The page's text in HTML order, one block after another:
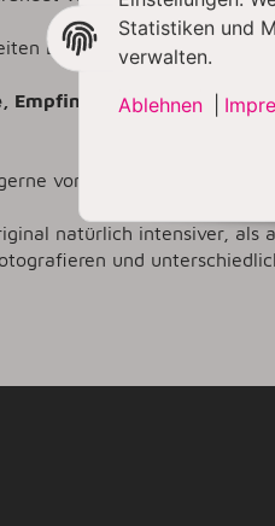
Limitierung der
Empfindlichkeit und des
vorab in 56727 Mayen
natürlich intensiver, als
und
Statistiken und
verwalten.
Ablehnen